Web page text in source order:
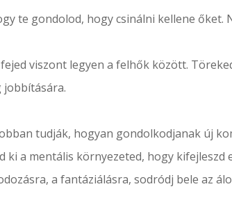
te gondolod, hogy csinálni kellene őket.
viszont legyen a felhők között.
jobbítására.
tudják, hogyan gondolkodjanak új
ki a mentális környezeted, hogy kifejleszd
a fantáziálásra, sodródj bele az